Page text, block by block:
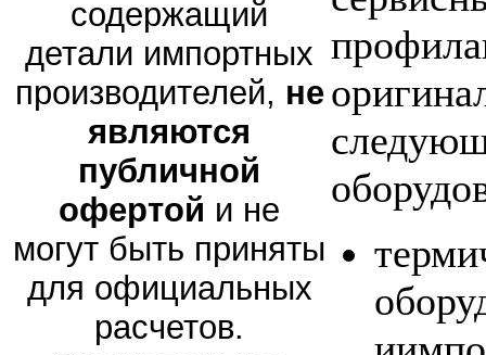
содержащий
детали импортных
производителей, не
являются
публичной
офертой и не
могут быть приняты
для официальных
расчетов.